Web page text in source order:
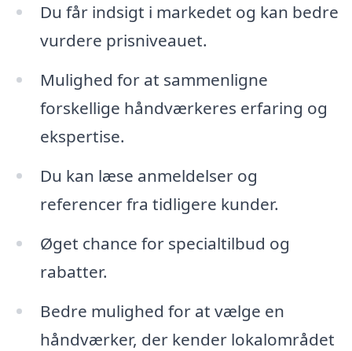
Du får indsigt i markedet og kan bedre
vurdere prisniveauet.
Mulighed for at sammenligne
forskellige håndværkeres erfaring og
ekspertise.
Du kan læse anmeldelser og
referencer fra tidligere kunder.
Øget chance for specialtilbud og
rabatter.
Bedre mulighed for at vælge en
håndværker, der kender lokalområdet